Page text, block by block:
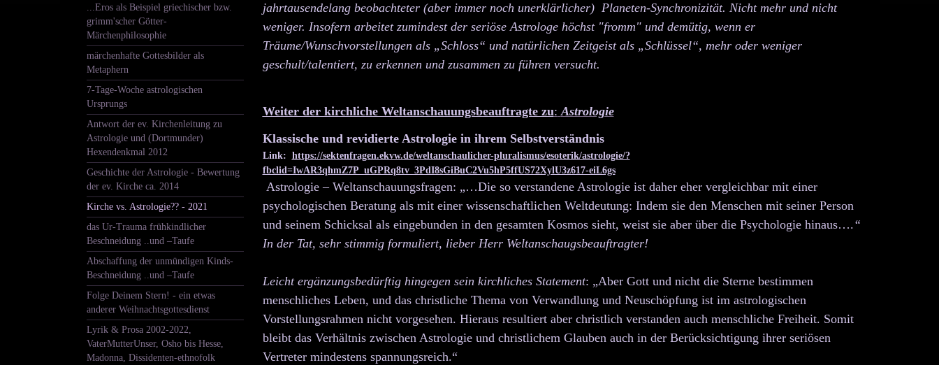
...Eros als Beispiel griechischer bzw.
grimm'scher Götter-
Märchenphilosophie
märchenhafte Gottesbilder als
Metaphern
7-Tage-Woche astrologischen
Ursprungs
Antwort der ev. Kirchenleitung zu
Astrologie und (Dortmunder)
Hexendenkmal 2012
Geschichte der Astrologie - Bewertung
der ev. Kirche ca. 2014
Kirche vs. Astrologie?? - 2021
das Ur-Trauma frühkindlicher
Beschneidung ..und –Taufe
Abschaffung der unmündigen Kinds-
Beschneidung ..und –Taufe
Folge Deinem Stern! - ein etwas
anderer Weihnachtsgottesdienst
Lyrik & Prosa 2002-2022,
VaterMutterUnser, Osho bis Hesse,
Madonna, Dissidenten-ethnofolk
jahrtausendelang beobachteter (aber immer noch unerklärlicher) Planeten-Synchronizität. Nicht mehr und nicht
weniger. Insofern arbeitet zumindest der seriöse Astrologe höchst "fromm" und demütig, wenn er
Träume/Wunschvorstellungen als „Schloss“ und natürlichen Zeitgeist als „Schlüssel“, mehr oder weniger
geschult/talentiert, zu erkennen und zusammen zu führen versucht.
Weiter der kirchliche Weltanschauungsbeauftragte zu: Astrologie
Klassische und revidierte Astrologie in ihrem Selbstverständnis
Link: https://sektenfragen.ekvw.de/weltanschaulicher-pluralismus/esoterik/astrologie/?
fbclid=IwAR3qhmZ7P_uGPRq8tv_3PdI8sGiBuC2Vu5hP5ffUS72XylU3z617-eiL6gs
Astrologie – Weltanschauungsfragen: „…Die so verstandene Astrologie ist daher eher vergleichbar mit einer
psychologischen Beratung als mit einer wissenschaftlichen Weltdeutung: Indem sie den Menschen mit seiner Person
und seinem Schicksal als eingebunden in den gesamten Kosmos sieht, weist sie aber über die Psychologie hinaus….“
In der Tat, sehr stimmig formuliert, lieber Herr Weltanschaugsbeauftragter!
Leicht ergänzungsbedürftig hingegen sein kirchliches Statement: „Aber Gott und nicht die Sterne bestimmen
menschliches Leben, und das christliche Thema von Ver­wandlung und Neuschöpfung ist im astrologischen
Vorstellungsrah­men nicht vorgesehen. Hieraus resultiert aber christlich verstanden auch menschliche Freiheit. Somit
bleibt das Verhältnis zwischen Astrologie und christlichem Glauben auch in der Berücksichtigung ihrer seriösen
Vertreter mindestens spannungsreich.“